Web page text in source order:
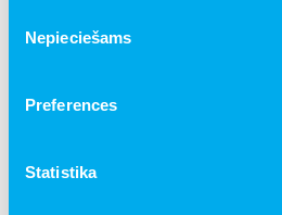
izvēle
Nepieciešams
Preferences
Statistika
Lai atbalstītu SOS bērnu ciematos
ziedot var arī Latvijas SOS